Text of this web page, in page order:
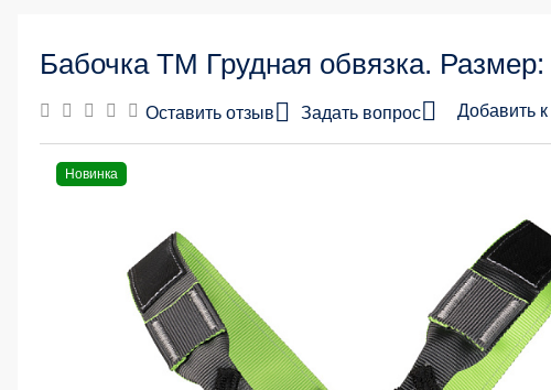
Бабочка ТМ Грудная обвязка. Размер:
Оставить отзыв Задать вопрос Добавить
Новинка